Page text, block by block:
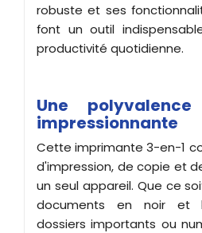
robuste et ses
font un outil
productivité quotidienne.
Une polyvalence
impressionnante
Cette imprimante 3-en-1
d'impression, de copie et
un seul appareil. Que ce
documents en noir et
dossiers importants ou